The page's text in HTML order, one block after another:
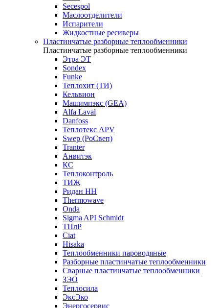
Secespol
Маслоотделители
Испарители
Жидкостные ресиверы
Пластинчатые разборные теплообменники
Пластинчатые разборные теплообменники
Этра ЭТ
Sondex
Funke
Теплохит (ТИ)
Кельвион
Машимпэкс (GEA)
Alfa Laval
Danfoss
Теплотекс APV
Swep (РоСвеп)
Tranter
Анвитэк
КС
Теплоконтроль
ТИЖ
Ридан НН
Thermowave
Onda
Sigma API Schmidt
ТПлР
Ciat
Hisaka
Теплообменники пароводяные
Разборные пластинчатые теплообменники
Сварные пластинчатые теплообменники
ЗЭО
Теплосила
ЭксЭко
Энергосервис